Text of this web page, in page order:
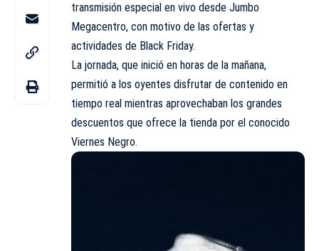
transmisión especial en vivo desde Jumbo
Megacentro, con motivo de las ofertas y
actividades de Black Friday.
La jornada, que inició en horas de la mañana,
permitió a los oyentes disfrutar de contenido en
tiempo real mientras aprovechaban los grandes
descuentos que ofrece la tienda por el conocido
Viernes Negro.